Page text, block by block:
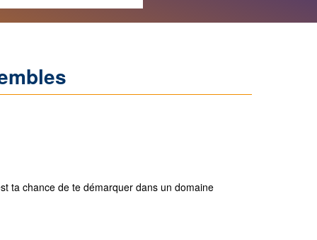
ta chance de te démarquer dans un domaine